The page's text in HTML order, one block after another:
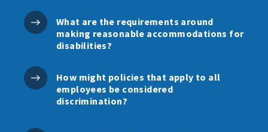
What are the requirements around
making reasonable accommodations for
disabilities?
How might policies that apply to all
employees be considered
discrimination?